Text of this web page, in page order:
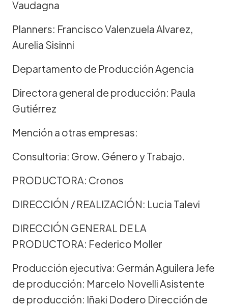
Vaudagna
Planners: Francisco Valenzuela Alvarez,
Aurelia Sisinni
Departamento de Producción Agencia
Directora general de producción: Paula
Gutiérrez
Mención a otras empresas:
Consultoria: Grow. Género y Trabajo.
PRODUCTORA: Cronos
DIRECCIÓN / REALIZACIÓN: Lucia Talevi
DIRECCIÓN GENERAL DE LA
PRODUCTORA: Federico Moller
Producción ejecutiva: Germán Aguilera Jefe
de producción: Marcelo Novelli Asistente
de producción: Iñaki Dodero Dirección de